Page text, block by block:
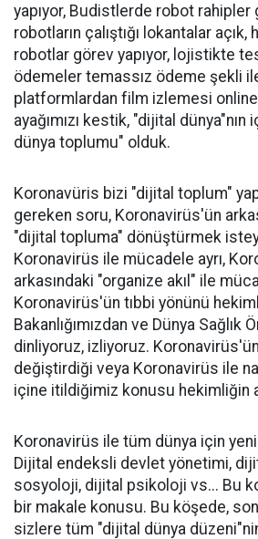
yapıyor, Budistlerde robot rahipler
robotların çalıştığı lokantalar
robotlar görev yapıyor, lojistikte
ödemeler temassız ödeme şekli
platformlardan film izlemesi
ayağımızı kestik, "dijital
dünya toplumu" olduk.
Koronavüris bizi "dijital toplum"
gereken soru, Koronavirüs'ün
"dijital topluma" dönüştürmek
Koronavirüs ile mücadele ayrı,
arkasındaki "organize akıl" ile
Koronavirüs'ün tıbbi yönünü
Bakanlığımızdan ve Dünya Sağlık
dinliyoruz, izliyoruz. Koronavirüs'ün
değiştirdiği veya Koronavirüs ile
içine itildiğimiz konusu hekimliğin
Koronavirüs ile tüm dünya için
Dijital endeksli devlet yönetimi,
sosyoloji, dijital psikoloji vs... Bu
bir makale konusu. Bu köşede,
sizlere tüm "dijital dünya